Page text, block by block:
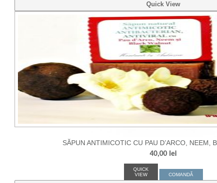
Quick View
SĂPUN ANTIMICOTIC CU PAU D’ARCO, NEEM,
40,00 lei
QUICK
VIEW
COMANDĂ